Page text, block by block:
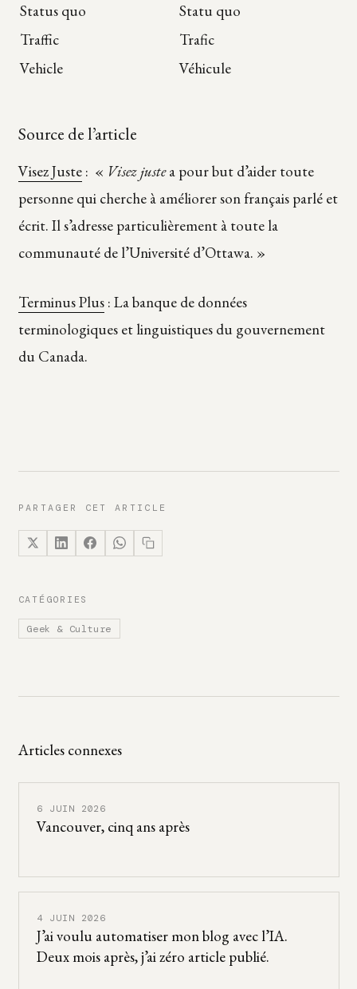
Status quo
Statu quo
Traffic
Trafic
Vehicle
Véhicule
Source de l’article
Visez Juste: « Visez justea pour but d’aider toute
personne qui cherche à améliorer son français parlé et
écrit. Il s’adresse particulièrement à toute la
communauté de l’Université d’Ottawa. »
Terminus Plus: La banque de données
terminologiques et linguistiques du gouvernement
du Canada.
PARTAGER CET ARTICLE
CATÉGORIES
Geek & Culture
Articles connexes
6 JUIN 2026
Vancouver, cinq ans après
4 JUIN 2026
J’ai voulu automatiser mon blog avec l’IA.
Deux mois après, j’ai zéro article publié.